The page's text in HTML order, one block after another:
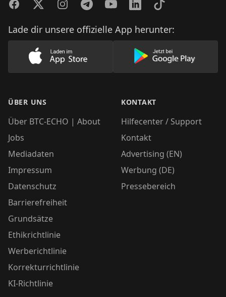
FacebookTwitterInstagramTelegramYouTubeLinkedInTikTok
Lade dir unsere offizielle App herunter:
Lade unsere App im AppStore herunter
Lade unsere
ÜBER UNS
Über BTC-ECHO | About
Jobs
Mediadaten
Impressum
Datenschutz
Barrierefreiheit
Grundsätze
Ethikrichtlinie
Werberichtlinie
Korrekturrichtlinie
KI-Richtlinie
KONTAKT
Hilfecenter / Support
Kontakt
Advertising (EN)
Werbung (DE)
Pressebereich